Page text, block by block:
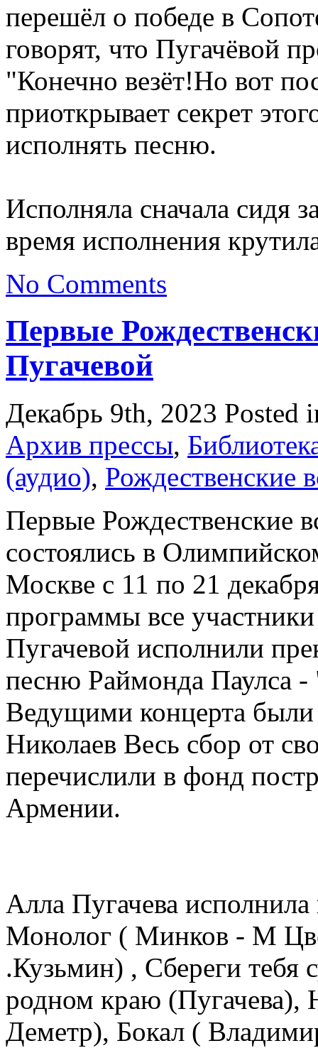
перешёл о победе в
говорят, что Пугачёвой
"Конечно везёт!Но вот
приоткрывает секрет
исполнять песню.
Исполняла сначала сидя
время исполнения
No Comments
Первые
Пугачевой
Декабрь 9th, 2023 Posted
Архив прессы,
(аудио), Рождественские
Первые Рождественские
состоялись в
Москве с 11 по 21
программы все
Пугачевой исполнили
песню Раймонда Паулса
Ведущими концерта
Николаев Весь сбор от
перечислили в фонд
Армении.
Алла Пугачева
Монолог ( Минков - М
.Кузьмин) , Сбереги тебя
родном краю (Пугачева),
Деметр), Бокал (